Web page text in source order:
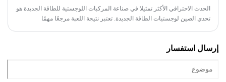
الحدث الاحترافي الأكثر تمثيلا في صناعة المركبات اللوجستية للطاقة الجديدة هو
تحدي الصين لوجستيات الطاقة الجديدة. تعتبر نتيجة اللعبة مرجعًا مهمًا
إرسال استفسار